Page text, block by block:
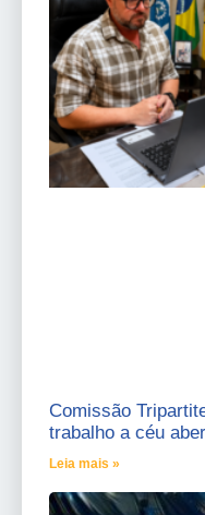
Comissão
trabalho a céu
Leia mais »